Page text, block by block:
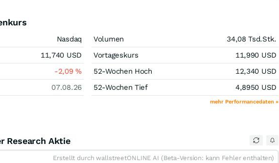
Nasdaq
11,740 USD
-2,09%
07.08.26
Volumen 34,08 Tsd.Stk.
Vortageskurs
11,990 USD
52-Wochen Hoch
12,340 USD
52-Wochen Tief
4,8950 USD
mehr Performancedaten »
Research Aktie
Erstellt durch wallstreetONLINE AI (Beta-Version: kann Fehler enthalten)